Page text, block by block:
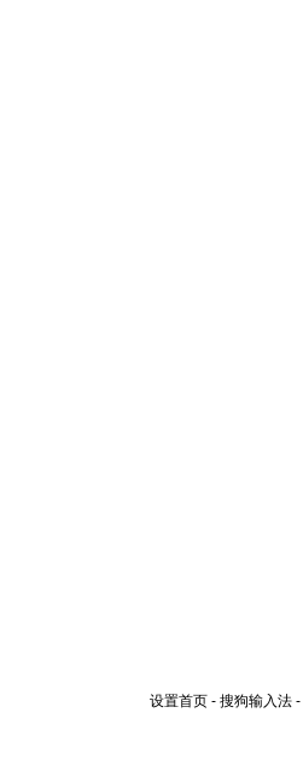
设置首页 - 搜狗输入法 -